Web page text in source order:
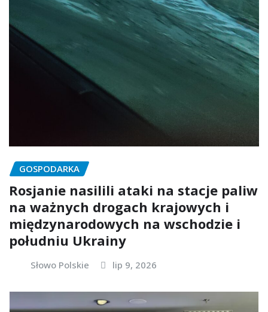
GOSPODARKA
Rosjanie nasilili ataki na stacje paliw
na ważnych drogach krajowych i
międzynarodowych na wschodzie i
południu Ukrainy
Słowo Polskie lip 9, 2026